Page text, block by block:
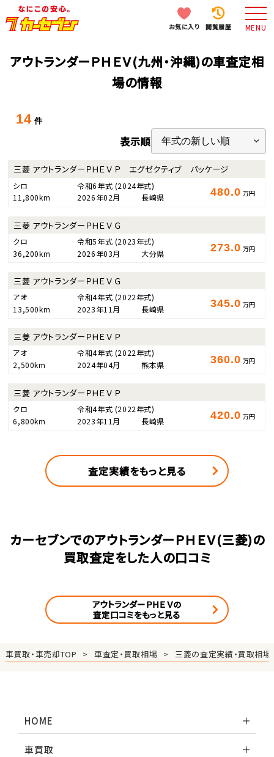
お気に入り 閲覧履歴 MENU
アウトランダーＰＨＥＶ(九州・沖縄)の車査定相
場の情報
14 件
表示順
三菱 アウトランダーＰＨＥＶ Ｐ エグゼクティブ パッケージ
シロ 令和6年式 (2024年式)
11,800km
2026年02月 長崎県 480.0 万円
三菱 アウトランダーＰＨＥＶ Ｇ
クロ 令和5年式 (2023年式)
36,200km
2026年03月 大分県 273.0 万円
三菱 アウトランダーＰＨＥＶ Ｇ
アオ 令和4年式 (2022年式)
13,500km
2023年11月 長崎県 345.0 万円
三菱 アウトランダーＰＨＥＶ Ｐ
アオ 令和4年式 (2022年式)
2,500km
2024年04月 熊本県 360.0 万円
三菱 アウトランダーＰＨＥＶ Ｐ
クロ 令和4年式 (2022年式)
6,800km
2023年11月 長崎県 420.0 万円
査定実績をもっと見る
カーセブンでのアウトランダーＰＨＥＶ(三菱)の
買取査定をした人の口コミ
アウトランダーＰＨＥＶの
査定口コミをもっと見る
車買取・車売却TOP 車査定・買取相場 三菱の査定実績・買取相場
HOME
車買取